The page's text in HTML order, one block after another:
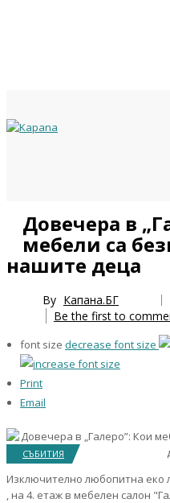
Довечера в
мебели са
нашите деца
By Капана.БГ
Be the first to
font size decrease font size
Print
Email
СЪБИТИЯ
Изключително любопитна еко
, на 4. етаж в мебелен салон
Year
Month
Year
Month